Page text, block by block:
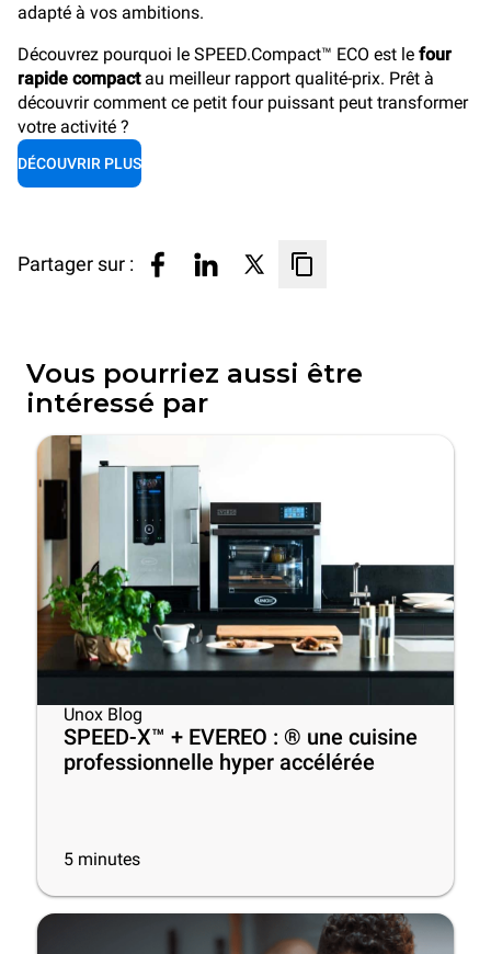
adapté à vos ambitions.
Découvrez pourquoi le SPEED.Compact™ ECO est le four
rapide compactau meilleur rapport qualité-prix. Prêt à
découvrir comment ce petit four puissant peut transformer
votre activité ?
DÉCOUVRIR PLUS
Partager sur :
Vous pourriez aussi être
intéressé par
Unox Blog
SPEED-X™ + EVEREO : ® une cuisine
professionnelle hyper accélérée
5 minutes